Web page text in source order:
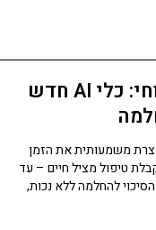
בשורה לשורדי שבץ מוחי: כלי AI חדש
משמעותית את הזמן
טיפול מציל חיים – עד
להחלמה ללא נכות,